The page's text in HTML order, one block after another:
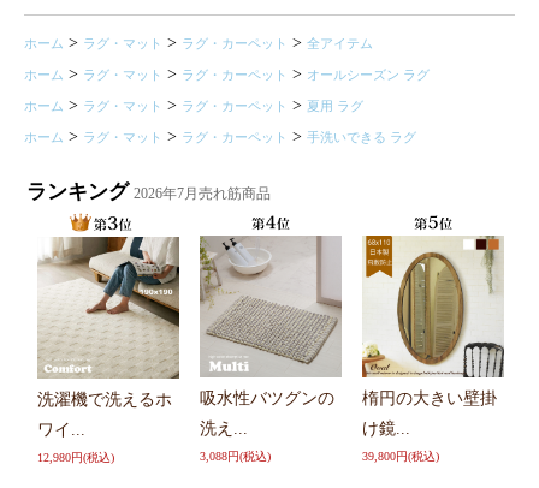
ホーム > ラグ・マット > ラグ・カーペット > 全アイテム
ホーム > ラグ・マット > ラグ・カーペット > オールシーズン ラグ
ホーム > ラグ・マット > ラグ・カーペット > 夏用 ラグ
ホーム > ラグ・マット > ラグ・カーペット > 手洗いできる ラグ
ランキング2026年7月売れ筋商品
吸水性バツグンの
洗え...
3,088円(税込)
楕円の大きい壁掛
け鏡...
39,800円(税込)
ウォールミラー 洗
面...
15,200円(税込)